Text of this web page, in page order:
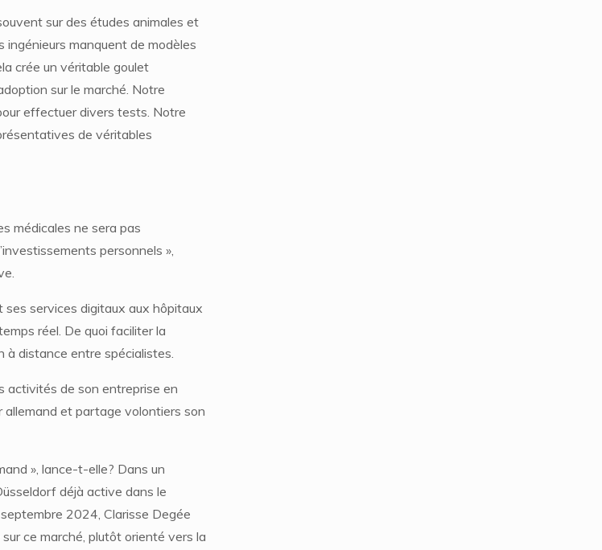
sur des études animales et
ingénieurs manquent de modèles
crée un véritable goulet
sur le marché. Notre
effectuer divers tests. Notre
de véritables
médicales ne sera pas
personnels »,
services digitaux aux hôpitaux
réel. De quoi faciliter la
à distance entre spécialistes.
activités de son entreprise en
allemand et partage volontiers son
», lance-t-elle? Dans un
déjà active dans le
2024, Clarisse Degée
ce marché, plutôt orienté vers la